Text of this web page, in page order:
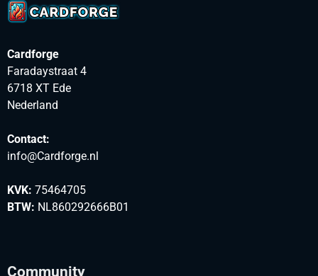
Cardforge
Faradaystraat 4
6718 XT Ede
Nederland
Contact:
info@Cardforge.nl
KVK: 75464705
BTW: NL860292666B01
Community